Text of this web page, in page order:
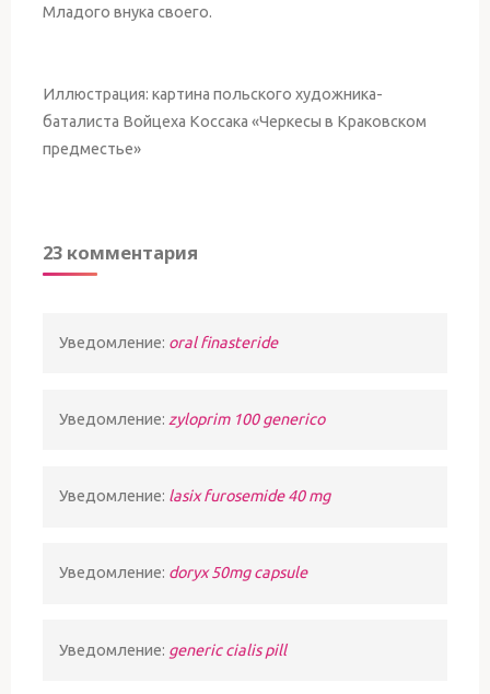
Младого внука своего.
Иллюстрация: картина польского художника-
баталиста Войцеха Коссака «Черкесы в Краковском
предместье»
23 комментария
Уведомление: oral finasteride
Уведомление: zyloprim 100 generico
Уведомление: lasix furosemide 40 mg
Уведомление: doryx 50mg capsule
Уведомление: generic cialis pill